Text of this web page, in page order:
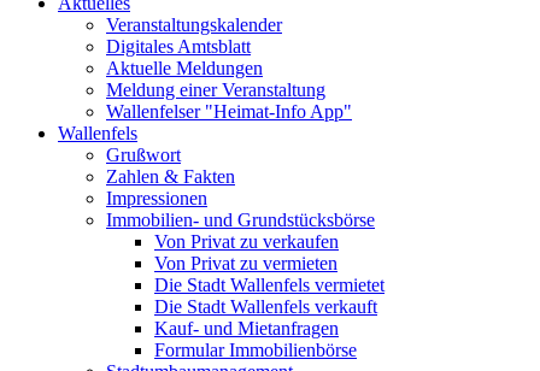
Veranstaltungskalender
Digitales Amtsblatt
Aktuelle Meldungen
Meldung einer Veranstaltung
Wallenfelser "Heimat-Info App"
Wallenfels
Grußwort
Zahlen & Fakten
Impressionen
Immobilien- und Grundstücksbörse
Von Privat zu verkaufen
Von Privat zu vermieten
Die Stadt Wallenfels vermietet
Die Stadt Wallenfels verkauft
Kauf- und Mietanfragen
Formular Immobilienbörse